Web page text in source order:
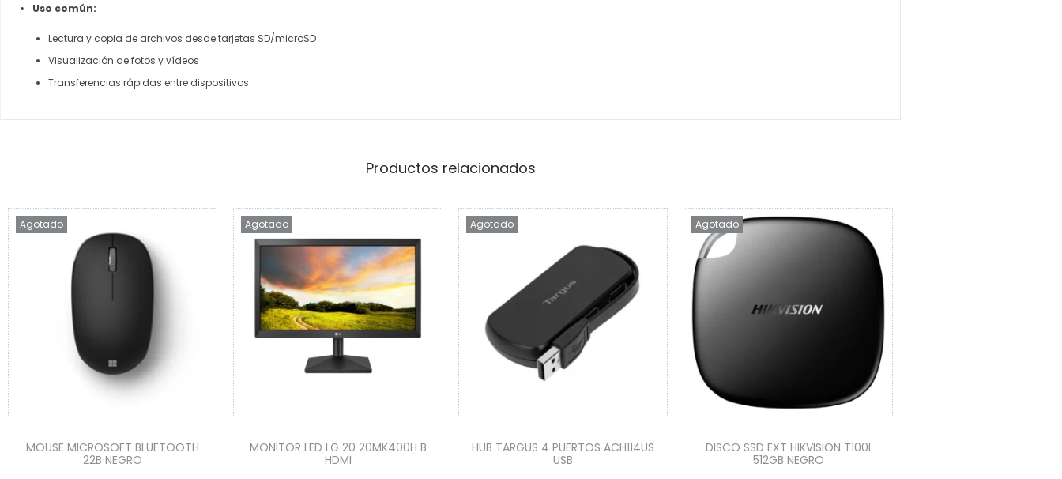
Uso común:
Lectura y copia de archivos desde tarjetas SD/microSD
Visualización de fotos y vídeos
Transferencias rápidas entre dispositivos
Productos relacionados
Agotado
MOUSE MICROSOFT BLUETOOTH
22B NEGRO
Agotado
MONITOR LED LG 20 20MK400H B
HDMI
Agotado
HUB TARGUS 4 PUERTOS ACH114US
USB
Agotado
DISCO SSD EXT HIKVISION T100I
512GB NEGRO